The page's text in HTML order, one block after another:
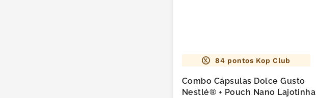
84 pontos Kop Club
Combo Cápsulas Dolce Gusto
Nestlé® + Pouch Nano Lajotinha